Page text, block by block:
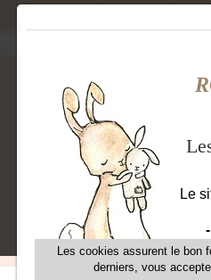
Offres exclusives, ventes privées,
Livraison maternité
Echange et retour simple
Les + Rose & Milk
Corbeilles Rose & Milk
Emballage cadeau
Livraison maternité
Programme de fidélité
Parrainage